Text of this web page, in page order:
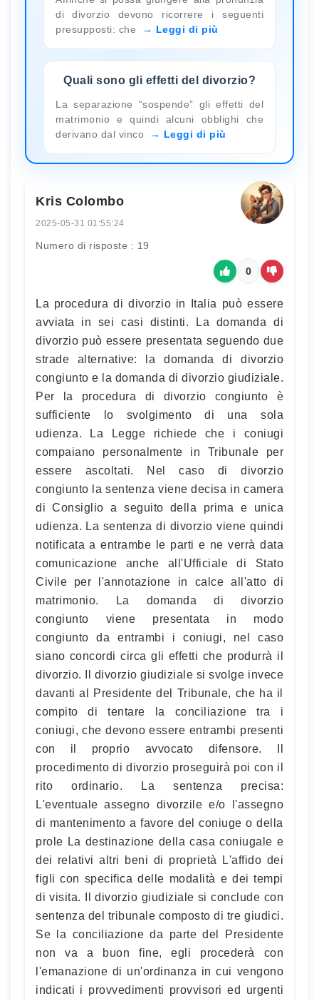
di divorzio devono ricorrere i seguenti
presupposti: che
Leggi di più
Quali sono gli effetti del divorzio?
La separazione “sospende” gli effetti del
matrimonio e quindi alcuni obblighi che
derivano dal vinco
Leggi di più
Kris Colombo
2025-05-31 01:55:24
Numero di risposte : 19
0
La procedura di divorzio in Italia può essere
avviata in sei casi distinti. La domanda di
divorzio può essere presentata seguendo due
strade alternative: la domanda di divorzio
congiunto e la domanda di divorzio giudiziale.
Per la procedura di divorzio congiunto è
sufficiente lo svolgimento di una sola
udienza. La Legge richiede che i coniugi
compaiano personalmente in Tribunale per
essere ascoltati. Nel caso di divorzio
congiunto la sentenza viene decisa in camera
di Consiglio a seguito della prima e unica
udienza. La sentenza di divorzio viene quindi
notificata a entrambe le parti e ne verrà data
comunicazione anche all'Ufficiale di Stato
Civile per l'annotazione in calce all'atto di
matrimonio. La domanda di divorzio
congiunto viene presentata in modo
congiunto da entrambi i coniugi, nel caso
siano concordi circa gli effetti che produrrà il
divorzio. Il divorzio giudiziale si svolge invece
davanti al Presidente del Tribunale, che ha il
compito di tentare la conciliazione tra i
coniugi, che devono essere entrambi presenti
con il proprio avvocato difensore. Il
procedimento di divorzio proseguirà poi con il
rito ordinario. La sentenza precisa:
L'eventuale assegno divorzile e/o l'assegno
di mantenimento a favore del coniuge o della
prole La destinazione della casa coniugale e
dei relativi altri beni di proprietà L'affido dei
figli con specifica delle modalità e dei tempi
di visita. Il divorzio giudiziale si conclude con
sentenza del tribunale composto di tre giudici.
Se la conciliazione da parte del Presidente
non va a buon fine, egli procederà con
l'emanazione di un'ordinanza in cui vengono
indicati i provvedimenti provvisori ed urgenti